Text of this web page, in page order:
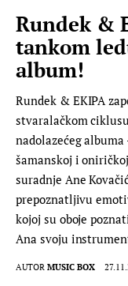
Rundek &
tankom
album!
Rundek & EKIPA
stvaralačkom
nadolazećeg albuma
šamanskoj i
suradnje Ane
prepoznatljivu
kojoj su oboje
Ana svoju
AUTOR MUSIC BOX